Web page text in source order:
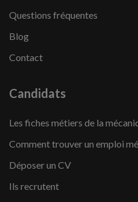
Questions fréquentes
Blog
Contact
Candidats
Les fiches métiers de la
Comment trouver un emploi
Déposer un CV
Ils recrutent